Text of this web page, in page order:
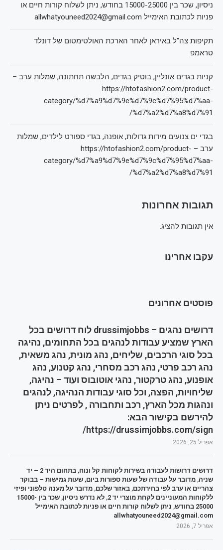
ניסיון, שכר בין 15000-25000 בחודש, ניתן לשלוח קורות חיים או
פניות לכתובת האימייל allwhatyouneed2024@gmail.com
תקיפות צה"ל באיראן לאחר הארכת האולטימטום של דונלד
טראמפ
קניות בגדים אונליין, בוטיק בגדים, הלבשה תחתונה, שמלות ערב –
https://htofashion2.com/product-
category/%d7%a9%d7%9e%d7%9c%d7%95%d7%aa-
%d7%a2%d7%a8%d7%91/
בגדי ים צנועים מידות גדולות, אופנה, בגדי ספורט לילדים, שמלות
ערב – https://htofashion2.com/product-
category/%d7%a9%d7%9e%d7%9c%d7%95%d7%aa-
%d7%a2%d7%a8%d7%91/
תגובות אחרונות
אין תגובות להציג.
עקבו אחרינו
פוסטים אחרונים
דרושים נהגים – drussimjobbs לוח דרושים בכל
הארץ שמציע עבודות לנהגים בכל התחומים, נהיגה
בכל סוגי הרכבים, שליחים, נהג מונית, נהג משאית,
נהג רכב פרטי, נהג רכב מסחרי, נהג קטנוע, נהג
אופנוע, נהג טרקטור, נהגי אוטובוס ועוד – נהיגה,
שליחויות, הפצה, וכל סוגי עבודות הנהיגה, לנהגים
ונהגות מכל הארץ, רכב ותחבורה , לפרטים ניתן
להירשם בקישור הבא:
https://drussimjobbs.com/sign/
אפריל 25, 2026
דרושים דרושות לעבודה בשירות לקוחות קל ונוח, בתחום היד 2 – יד
שניה, מדובר על עבודה של שעות ספורות ביום, שעות גמישות – בבוקר
צהריים או ערב לפי בחירתכם, באזור שלכם, מדובר על מענה טלפוני ופיזי
ללקוחות המעוניינים לקחת מוצרי יד 2, לא נדרש ניסיון, שכר בין 15000-
25000 בחודש, ניתן לשלוח קורות חיים או פניות לכתובת האימייל
allwhatyouneed2024@gmail.com
אפריל 7, 2026